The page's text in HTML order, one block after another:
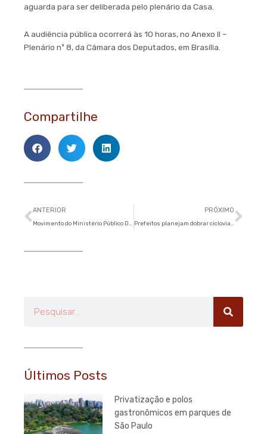
aguarda para ser deliberada pelo plenário da Casa.
A audiência pública ocorrerá às 10 horas, no Anexo II –
Plenário nº 8, da Câmara dos Deputados, em Brasília.
Compartilhe
Anterior
ANTERIOR
Movimento do Ministério Público Democrático divuga nota contra redução da maioridade penal
PRÓXIMO
Prefeitos planejam dobrar ciclovias de capitais até 2016
Últimos Posts
Privatização e polos
gastronômicos em parques de
São Paulo